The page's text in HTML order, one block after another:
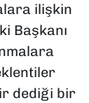
ilişkin
Başkanı
dediği bir